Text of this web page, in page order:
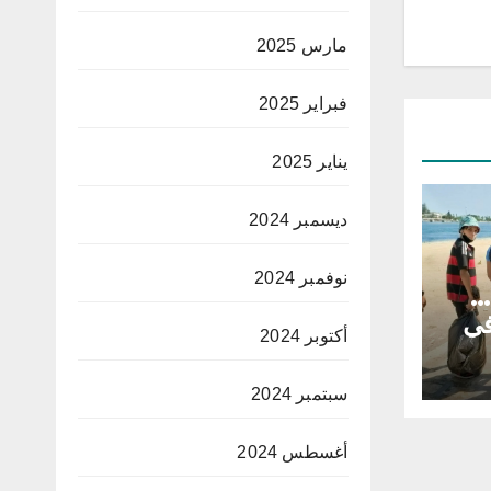
مارس 2025
فبراير 2025
يناير 2025
ديسمبر 2024
نوفمبر 2024
أكتوبر 2024
سبتمبر 2024
أغسطس 2024